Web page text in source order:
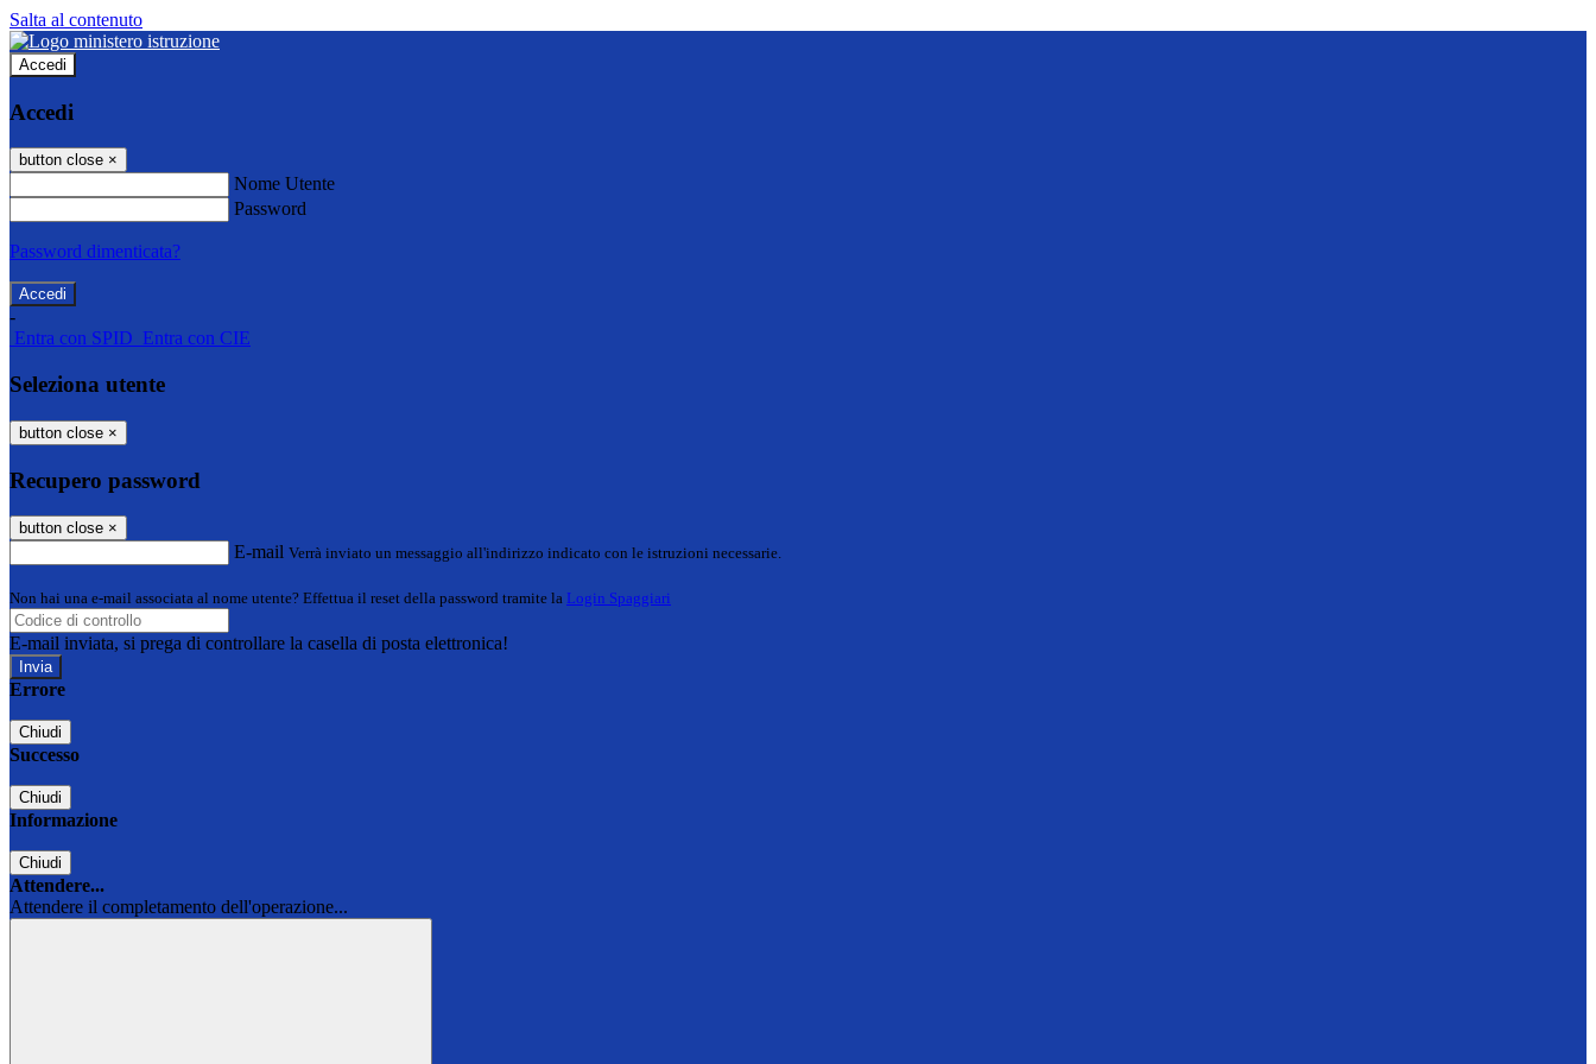
Salta al contenuto
Accedi
Accedi
button close ×
Nome Utente
Password
Password dimenticata?
-
Entra con SPID Entra con CIE
Seleziona utente
button close ×
Recupero password
button close ×
E-mail Verrà inviato un messaggio all'indirizzo indicato con le istruzioni necessarie.
Non hai una e-mail associata al nome utente? Effettua il reset della password tramite la Login Spaggiari
E-mail inviata, si prega di controllare la casella di posta elettronica!
Errore
Chiudi
Successo
Chiudi
Informazione
Chiudi
Attendere...
Attendere il completamento dell'operazione...